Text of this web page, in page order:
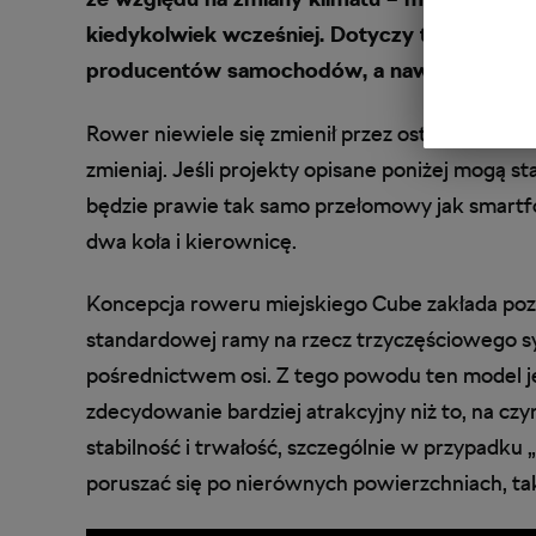
kiedykolwiek wcześniej. Dotyczy to w
producentów samochodów, a nawet
Rower niewiele się zmienił przez ostatnie
zmieniaj. Jeśli projekty opisane poniżej mogą
będzie prawie tak samo przełomowy jak
dwa koła i kierownicę.
Koncepcja roweru miejskiego Cube zakłada
standardowej ramy na rzecz trzyczęściowego
pośrednictwem osi. Z tego powodu ten model
zdecydowanie bardziej atrakcyjny niż to, na
stabilność i trwałość, szczególnie w przypadku
poruszać się po nierównych powierzchniach,